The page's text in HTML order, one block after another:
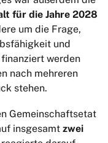
für die Jahre 2028
um die Frage,
und
werden
nach mehreren
stehen.
Gemeinschaftsetat
insgesamt zwei